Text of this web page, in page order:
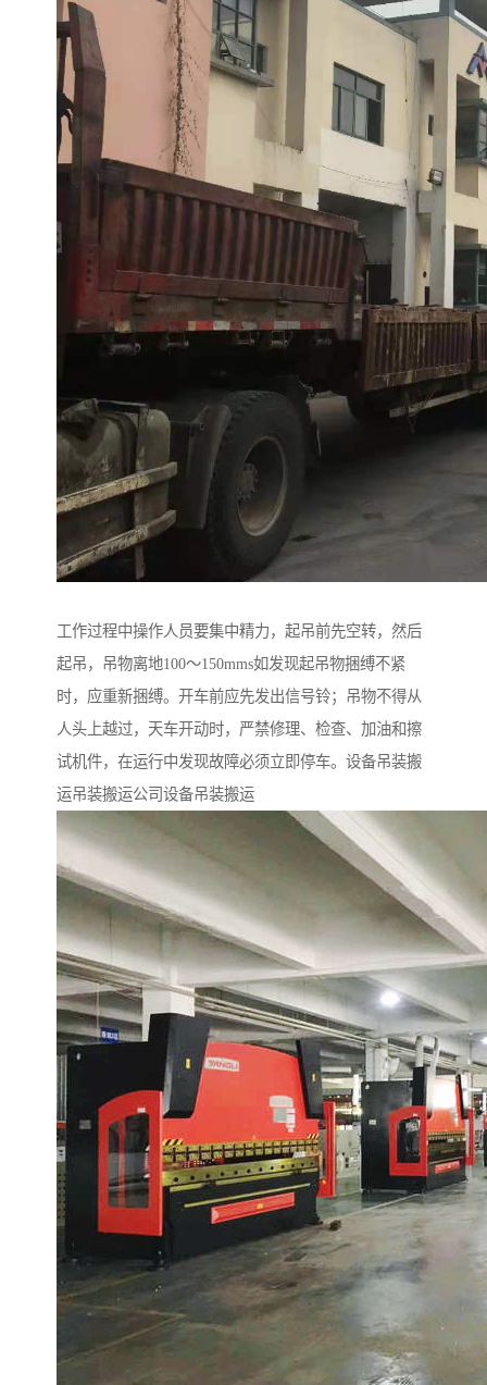
工作过程中操作人员要集中精力，起吊前先空转，然后
起吊，吊物离地100～150mms如发现起吊物捆缚不紧
时，应重新捆缚。开车前应先发出信号铃；吊物不得从
人头上越过，天车开动时，严禁修理、检查、加油和擦
试机件，在运行中发现故障必须立即停车。设备吊装搬
运吊装搬运公司设备吊装搬运